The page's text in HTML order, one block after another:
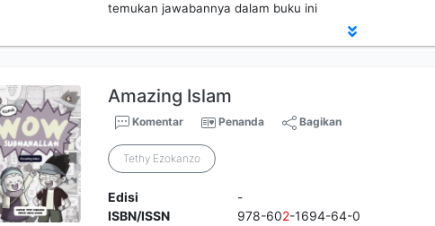
temukan jawabannya dalam buku ini
Amazing Islam
Komentar Penanda Bagikan
Tethy Ezokanzo
Edisi
-
ISBN/ISSN
978-602-1694-64-0